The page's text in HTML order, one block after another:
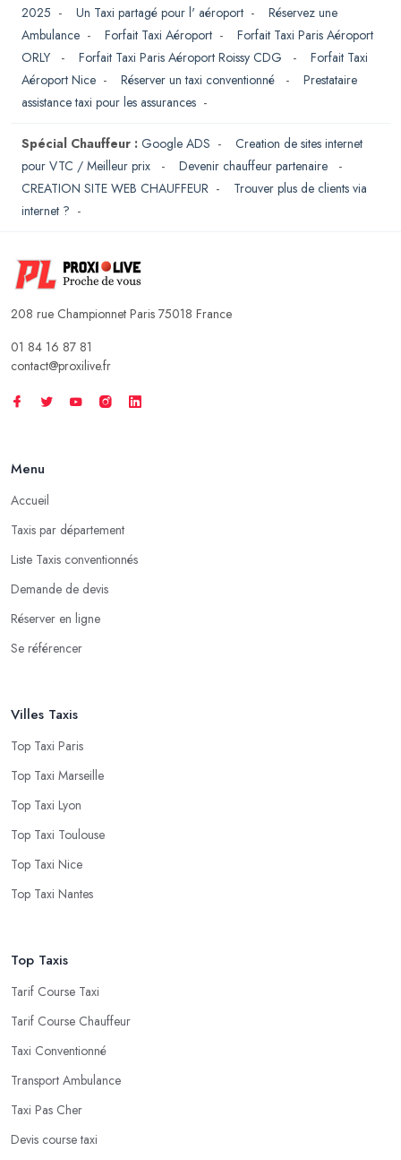
2025 - Un Taxi partagé pour l' aéroport - Réservez une
Ambulance - Forfait Taxi Aéroport - Forfait Taxi Paris Aéroport
ORLY
- Forfait Taxi Paris Aéroport Roissy CDG - Forfait Taxi
Aéroport Nice - Réserver un taxi conventionné - Prestataire
assistance taxi pour les assurances -
Spécial Chauffeur : Google ADS - Creation de sites internet
pour VTC / Meilleur prix
- Devenir chauffeur partenaire
-
CREATION SITE WEB CHAUFFEUR - Trouver plus de clients via
internet ? -
208 rue Championnet Paris 75018 France
01 84 16 87 81
contact@proxilive.fr
Menu
Accueil
Taxis par département
Liste Taxis conventionnés
Demande de devis
Réserver en ligne
Se référencer
Villes Taxis
Top Taxi Paris
Top Taxi Marseille
Top Taxi Lyon
Top Taxi Toulouse
Top Taxi Nice
Top Taxi Nantes
Top Taxis
Tarif Course Taxi
Tarif Course Chauffeur
Taxi Conventionné
Transport Ambulance
Taxi Pas Cher
Devis course taxi